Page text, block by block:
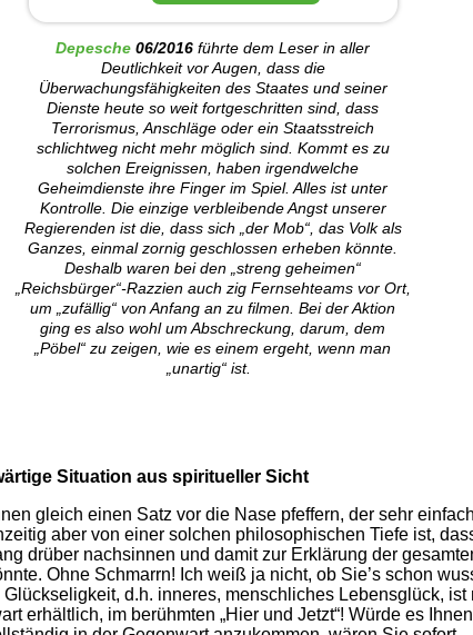
Depesche06/2016führte dem Leser in aller
Deutlichkeit vor Augen, dass die
Überwachungsfähigkeiten des Staates und seiner
Dienste heute so weit fortgeschritten sind, dass
Terrorismus, Anschläge oder ein Staatsstreich
schlichtweg nicht mehr möglich sind. Kommt es zu
solchen Ereignissen, haben irgendwelche
Geheimdienste ihre Finger im Spiel. Alles ist unter
Kontrolle. Die einzige verbleibende Angst unserer
Regierenden ist die, dass sich „der Mob“, das Volk als
Ganzes, einmal zornig geschlossen erheben könnte.
Deshalb waren bei den „streng geheimen“
„Reichsbürger“-Razzien auch zig Fernsehteams vor Ort,
um „zufällig“ von Anfang an zu filmen. Bei der Aktion
ging es also wohl um Abschreckung, darum, dem
„Pöbel“ zu zeigen, wie es einem ergeht, wenn man
„unartig“ ist.
Situation aus spiritueller Sicht
gleich einen Satz vor die Nase pfeffern, der sehr einfach
aber von einer solchen philosophischen Tiefe ist,
drüber nachsinnen und damit zur Erklärung der
Ohne Schmarrn! Ich weiß ja nicht, ob Sie’s schon
Glückseligkeit, d.h. inneres, menschliches Lebensglück, ist
erhältlich, im berühmten „Hier und Jetzt“! Würde es Ihnen